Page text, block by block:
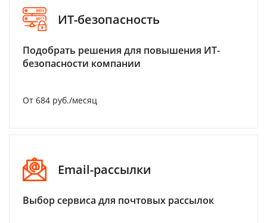
ИТ-безопасность
Подобрать решения для повышения ИТ-
безопасности компании
От 684 руб./месяц
Email-рассылки
Выбор сервиса для почтовых рассылок